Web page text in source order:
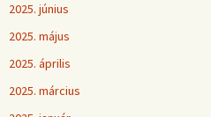
2025. június
2025. május
2025. április
2025. március